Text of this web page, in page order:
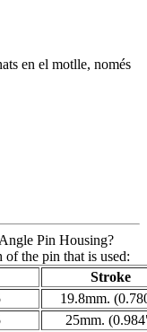
en el motlle, només
Pin Housing?
of the pin that is used:
Stroke
19.8mm.
25mm.